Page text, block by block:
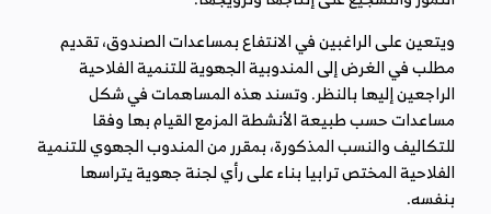
ويتعين على الراغبين في الانتفاع بمساعدات الصندوق، تقديم
مطلب في الغرض إلى المندوبية الجهوية للتنمية الفلاحية
الراجعين إليها بالنظر. وتسند هذه المساهمات في شكل
مساعدات حسب طبيعة الأنشطة المزمع القيام بها وفقا
للتكاليف والنسب المذكورة، بمقرر من المندوب الجهوي للتنمية
الفلاحية المختص ترابيا بناء على رأي لجنة جهوية يتراسها
بنفسه.